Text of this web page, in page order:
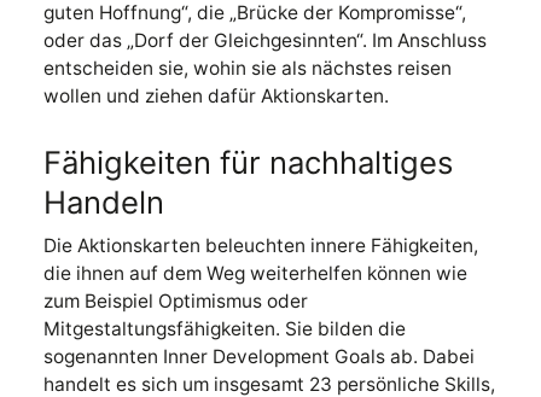
guten Hoffnung“, die „Brücke der Kompromisse“,
oder das „Dorf der Gleichgesinnten“. Im Anschluss
entscheiden sie, wohin sie als nächstes reisen
wollen und ziehen dafür Aktionskarten.
Fähigkeiten für nachhaltiges
Handeln
Die Aktionskarten beleuchten innere Fähigkeiten,
die ihnen auf dem Weg weiterhelfen können wie
zum Beispiel Optimismus oder
Mitgestaltungsfähigkeiten. Sie bilden die
sogenannten Inner Development Goals ab. Dabei
handelt es sich um insgesamt 23 persönliche Skills,